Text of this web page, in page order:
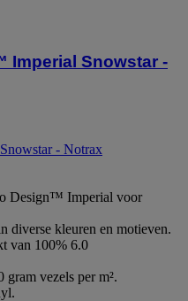
Imperial Snowstar -
- Notrax
Design™ Imperial voor
diverse kleuren en motieven.
van 100% 6.0
vezels per m².